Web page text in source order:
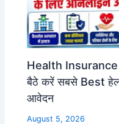
Health
बैठे करें सबसे Best
आवेदन
August 5, 2026